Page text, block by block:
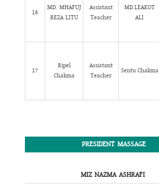
16
MD. MHAFUJ
REZA LITU
Assistant
Teacher
MD.LEAKOT
ALI
17
Ripel
Chakma
Assistant
Teacher
Sentu Chakma
PRESIDENT MASSAGE
MIZ NAZMA ASHRAFI